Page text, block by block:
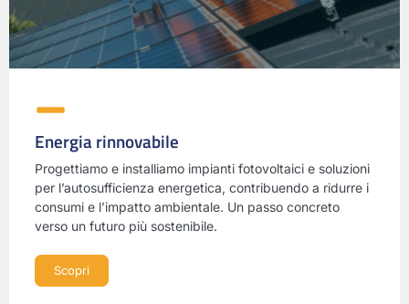
Energia rinnovabile
Progettiamo e installiamo impianti fotovoltaici e soluzioni
per l’autosufficienza energetica, contribuendo a ridurre i
consumi e l’impatto ambientale. Un passo concreto
verso un futuro più sostenibile.
Scopri